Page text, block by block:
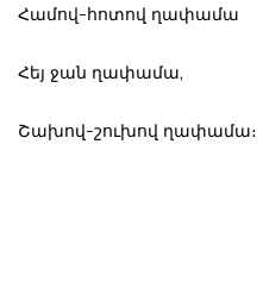
Համով-հոտով ղափամա
Հեյ ջան ղափամա,
Շախով-շուխով ղափամա։